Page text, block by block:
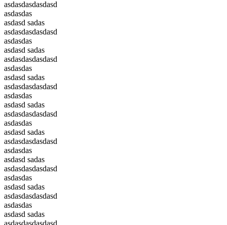
asdasdasdasdasd
asdasdas
asdasd sadas
asdasdasdasdasd
asdasdas
asdasd sadas
asdasdasdasdasd
asdasdas
asdasd sadas
asdasdasdasdasd
asdasdas
asdasd sadas
asdasdasdasdasd
asdasdas
asdasd sadas
asdasdasdasdasd
asdasdas
asdasd sadas
asdasdasdasdasd
asdasdas
asdasd sadas
asdasdasdasdasd
asdasdas
asdasd sadas
asdasdasdasdasd